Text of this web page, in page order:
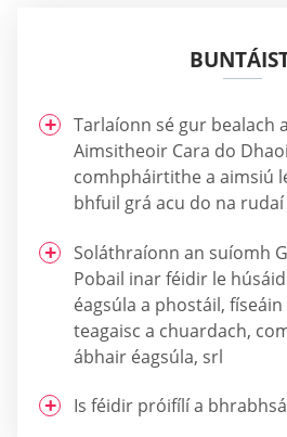
Tarlaíonn sé gur bealach
Aimsitheoir Cara do
comhpháirtithe a aimsiú
bhfuil grá acu do na
Soláthraíonn an suíomh
Pobail inar féidir le
éagsúla a phostáil,
teagaisc a chuardach,
ábhair éagsúla, srl
Is féidir próifílí a